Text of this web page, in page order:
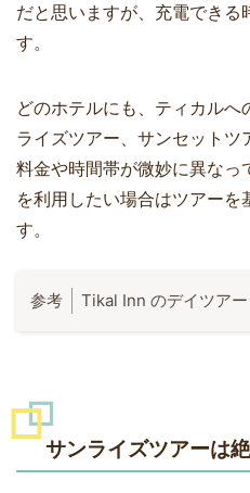
だと思いますが、充電でき
す。
どのホテルにも、ティカル
ライズツアー、サンセットツ
料金や時間帯が微妙に異なっ
を利用したい場合はツアー
す。
Tikal Inn のデイツアー
サンライズツアーは